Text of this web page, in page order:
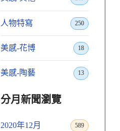
人物特寫 250
美感-花博 18
美感-陶藝 13
分月新聞瀏覽
2020年12月 589